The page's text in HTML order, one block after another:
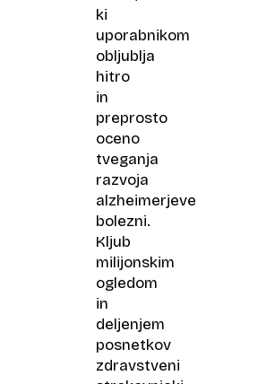
ki
uporabnikom
obljublja
hitro
in
preprosto
oceno
tveganja
razvoja
alzheimerjeve
bolezni.
Kljub
milijonskim
ogledom
in
deljenjem
posnetkov
zdravstveni